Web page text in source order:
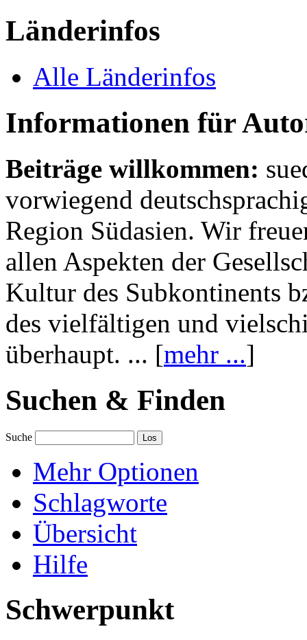
Länderinfos
Alle Länderinfos
Informationen für
Beiträge willkommen:
vorwiegend
Region Südasien. Wir
allen Aspekten der
Kultur des Subkontinents
des vielfältigen und
überhaupt. ... [mehr ...]
Suchen & Finden
Suche
Mehr Optionen
Schlagworte
Übersicht
Hilfe
Schwerpunkt